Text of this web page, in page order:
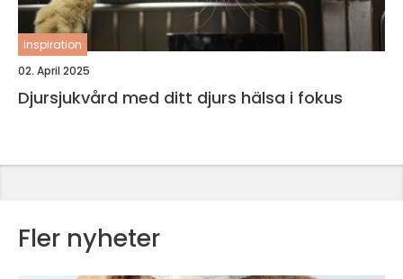
inspiration
02. April 2025
Djursjukvård med ditt djurs hälsa i fokus
Fler nyheter